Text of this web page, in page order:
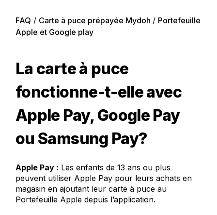
FAQ / Carte à puce prépayée Mydoh / Portefeuille
Apple et Google play
La carte à puce
fonctionne-t-elle avec
Apple Pay, Google Pay
ou Samsung Pay?
Apple Pay : Les enfants de 13 ans ou plus
peuvent utiliser Apple Pay pour leurs achats en
magasin en ajoutant leur carte à puce au
Portefeuille Apple depuis l’application.